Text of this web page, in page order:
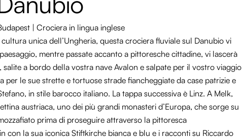
| Crociera in lingua inglese
unica dell’Ungheria, questa crociera fluviale sul Danubio vi
mentre passate accanto a pittoresche cittadine, vi lascerà
salite a bordo della vostra naveAvalon e salpate per il vostro viaggio
per le sue strette e tortuose strade fiancheggiate da case patrizie e
in stile barocco italiano. La tappa successiva è Linz. A Melk,
austriaca, uno dei più grandi monasteri d’Europa, che sorge su
prima di proseguire attraverso la pittoresca
con la sua iconica Stiftkirche bianca e blu e i racconti su Riccardo